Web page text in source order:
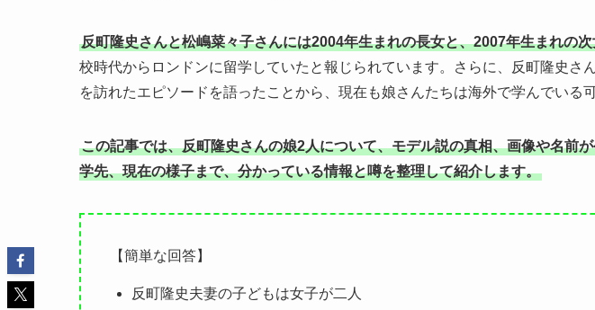
反町隆史さんと松嶋菜々子さんには2004年生まれの長女と、2007年生まれの
校時代からロンドンに留学していたと報じられています。さらに、反町隆史さ
を訪れたエピソードを語ったことから、現在も娘さんたちは海外で学んでいる
この記事では、反町隆史さんの娘2人について、モデル説の真相、画像や名前
学先、現在の様子まで、分かっている情報と噂を整理して紹介します。
【簡単な回答】
反町隆史夫妻の子どもは女子が二人